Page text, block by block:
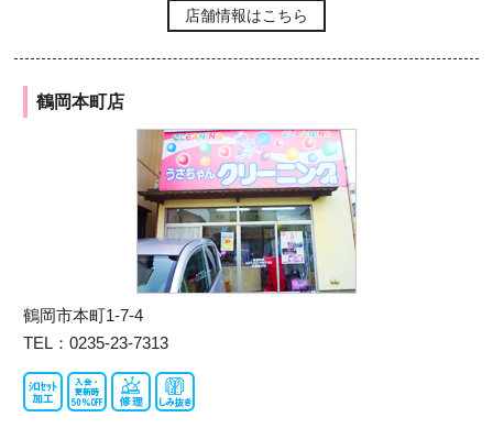
店舗情報はこちら
鶴岡本町店
鶴岡市本町1-7-4
TEL：0235-23-7313